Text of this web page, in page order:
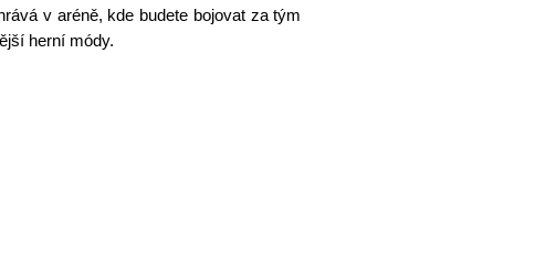
v aréně, kde budete bojovat za tým
herní módy.